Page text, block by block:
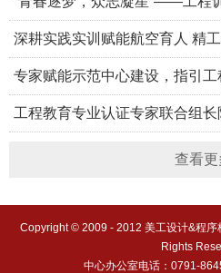
新团队风采：创“星”团队
深耕实践实训赋能航空育人 精
人才—孝彭书院学子在工程训练
专家赋能示范中心建设，指引
工程教育专业认证专家联合组
查看更
Copyright © 2009 - 2012 美工设计&程序
Rights
中心办公室电话：0791-